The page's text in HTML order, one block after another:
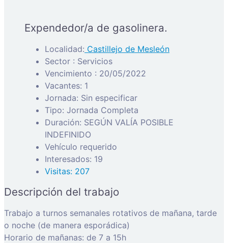
Expendedor/a de gasolinera.
Localidad: Castillejo de Mesleón
Sector : Servicios
Vencimiento : 20/05/2022
Vacantes: 1
Jornada: Sin especificar
Tipo: Jornada Completa
Duración: SEGÚN VALÍA POSIBLE
INDEFINIDO
Vehículo requerido
Interesados: 19
Visitas: 207
Descripción del trabajo
Trabajo a turnos semanales rotativos de mañana, tarde
o noche (de manera esporádica)
Horario de mañanas: de 7 a 15h